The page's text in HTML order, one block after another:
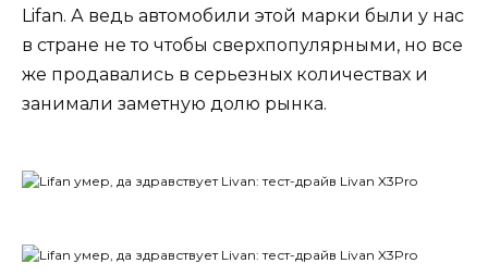
Lifan. А ведь автомобили этой марки были у нас
в стране не то чтобы сверхпопулярными, но все
же продавались в серьезных количествах и
занимали заметную долю рынка.